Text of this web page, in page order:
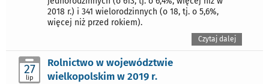
2018 r.) i 341 wielorodzinnych (o 18, tj. o 5,6%,
więcej niż przed rokiem).
Czytaj dalej
27
lip
Rolnictwo w województwie
wielkopolskim w 2019 r.